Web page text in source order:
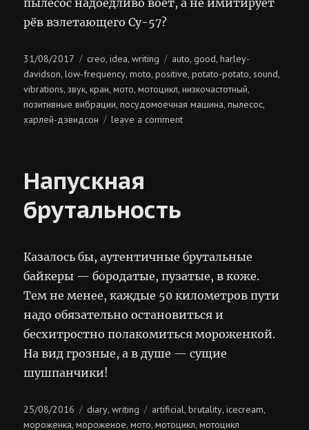
рёв взлетающего Cу-57?
Posted
on
31/08/2017 Categories
creo,idea,writing Tags
auto,good,harley-
davidson,low-frequency,moto,positive,potato-potato, sound,
vibrations,звук,кран,мото,мотоцикл,низкочастотный,
позитивные вибрации,посудомоечная машина,пылесос,
харлей-дэвидсон leave a commenton
Напускная
брутальность
Казалось бы, аутентичные брутальные
байкеры — бородатые, пузатые, в коже.
Тем не менее, каждые 50 километров пути
надо обязательно остановиться и
бесхитростно полакомиться мороженкой.
На вид грозные, а в душе — сущие
шушпанчики!
Posted
on
25/08/2016 Categories
diary,writing Tags
artificial,brutality,icecream,
мороженка,мороженое,мото,мотоцикл,мотоцикл